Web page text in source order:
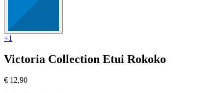
+1
Victoria Collection Etui Rokoko
€ 12,90